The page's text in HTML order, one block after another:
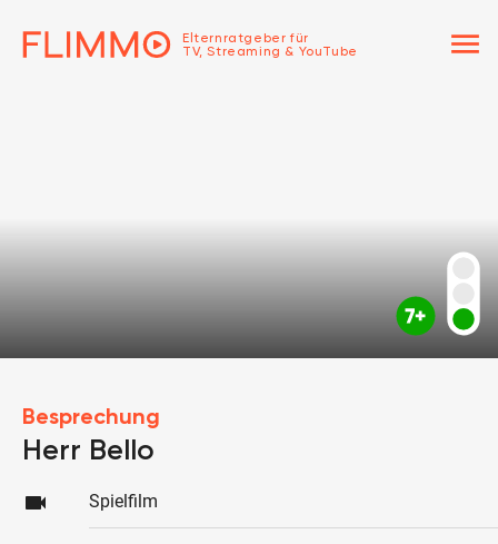
Elternratgeber für
TV, Streaming & YouTube
menu
Besprechung
Herr Bello
videocam Spielfilm